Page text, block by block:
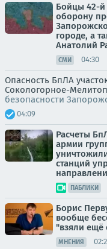
Бойцы 42-й
оборону
городе, а
Анатолий
СМИ 04:30
Опасность БпЛА
Сокологорное-
безопасности
04:09
Расчеты
армии
станций
ПАБЛИКИ
Борис
вообще
"взяли ещё
МНЕНИЯ